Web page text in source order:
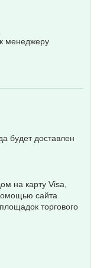
менеджеру
будет доставлен
на карту Visa,
сайта
торгового